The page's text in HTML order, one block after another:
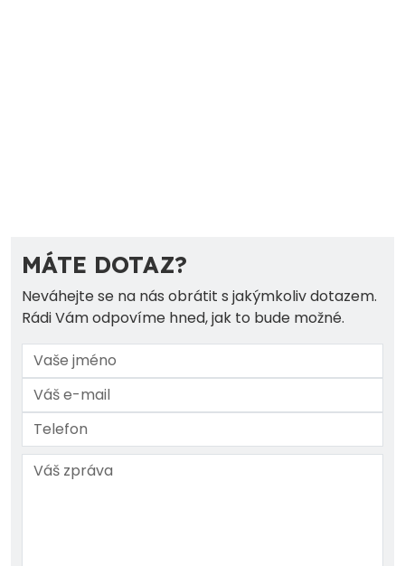
MÁTE DOTAZ?
Neváhejte se na nás obrátit s jakýmkoliv dotazem.
Rádi Vám odpovíme hned, jak to bude možné.